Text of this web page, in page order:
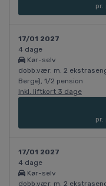
pr.
17/01 2027
4 dage
Kør-selv
dobb.vær. m. 2
Berge), 1/2 pension
Inkl. liftkort 3 dage
pr.
17/01 2027
4 dage
Kør-selv
dobb.vær. m. 2